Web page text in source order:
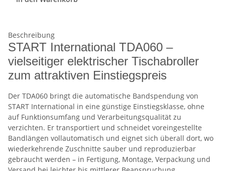
Beschreibung
START International TDA060 –
vielseitiger elektrischer Tischabroller
zum attraktiven Einstiegspreis
Der TDA060 bringt die automatische Bandspendung von
START International in eine günstige Einstiegsklasse, ohne
auf Funktionsumfang und Verarbeitungsqualität zu
verzichten. Er transportiert und schneidet voreingestellte
Bandlängen vollautomatisch und eignet sich überall dort, wo
wiederkehrende Zuschnitte sauber und reproduzierbar
gebraucht werden – in Fertigung, Montage, Verpackung und